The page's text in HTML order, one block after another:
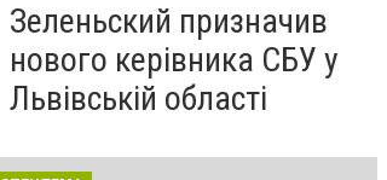
Зеленьский призначив
нового керівника СБУ у
Львівській області